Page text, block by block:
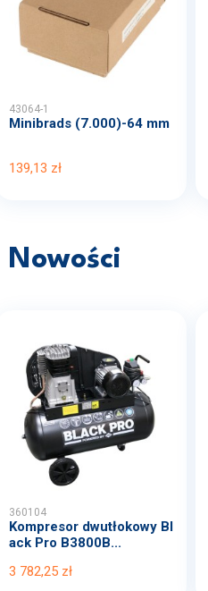
43064-1
Minibrads (7.000)-64 mm
139,13 zł
Nowości
360104
Kompresor dwutłokowy Bl
ack Pro B3800B...
3 782,25 zł